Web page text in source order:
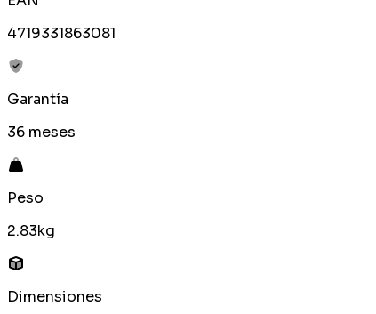
4719331863081
Garantía
36 meses
Peso
2.83kg
Dimensiones